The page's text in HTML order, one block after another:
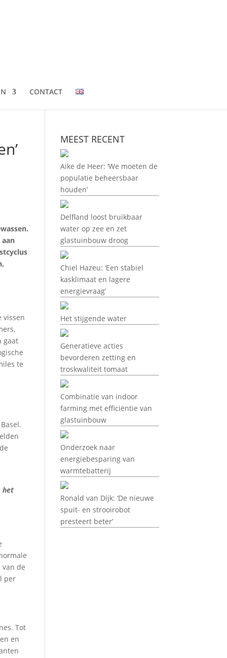
CONTACT
vissen
gaat
te
het
de
per
Tot
en
MEEST RECENT
Aike de Heer: ‘We moeten de
populatie beheersbaar
houden’
Delfland loost bruikbaar
water op zee en zet
glastuinbouw droog
Chiel Hazeu: ‘Een stabiel
kasklimaat en lagere
energievraag’
Het stijgende water
Generatieve acties
bevorderen zetting en
troskwaliteit tomaat
Combinatie van indoor
farming met efficiëntie van
glastuinbouw
Onderzoek naar
energiebesparing van
warmtebatterij
Ronald van Dijk: ‘De nieuwe
spuit- en strooirobot
presteert beter’